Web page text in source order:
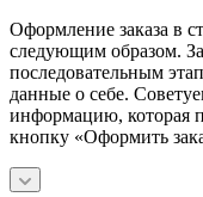
Оформление заказа в
следующим образом.
последовательным
данные о себе.
информацию, которая
кнопку «Оформить